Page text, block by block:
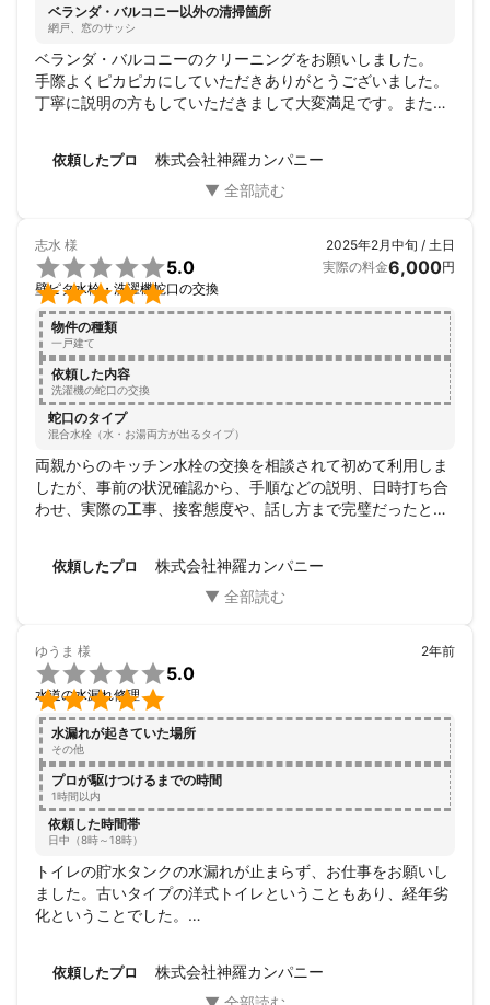
※お願い：大変申し訳ございませんが、冷やかし目的や内容が曖昧
な案件に関しましては、案件がありましても、ご提案は控えさせ
ていただきます。本当にご検討を考えていらっしゃる方のみ、誠
意を尽くします。宜しくお願い致します。
を行う物件が戸建てなのか賃貸を"必ず"確認されて下さい。賃貸
物件の場合は、まず、賃貸契約管理をしている不動産屋を通し
て、ご提案という言う形になります。修理の場合は不動産屋（管
理会社）が手配されます。
これまでの実績
【株式会社神羅カンパニー工務部実績】
◎個人向け
・佐賀県嬉野市Ｍ様向けに外構工事を実施・施工しました。
・佐賀県武雄市Ｙ様向けにトイレの水漏れ修理を実施・施工しま
した。
・佐賀県伊万里市Ｎ様向けに給排水管洗浄を実施・施工しまし
た。
◎企業・団体
・佐賀県武雄市飲食店Ａ様にキッチンカーの製作を行いました。
・佐賀県佐賀市製造業Ｆ様にキッチンカーの製作を行いました。
・佐賀県嬉野市教育業Ｅ様の電気工事・水廻り工事・床工事を実
施・施工しました。
お家を大切にする思いに応えます!住まいのことなら、どのような
最良の価格でのご提案をさせていただきます！ご予算やご希望納
期があるかと思います。お見積りだけというお客様がいらっしゃ
いますが、実際に現場調査をしないと、正確なお見積りを出すこ
とができません。
ベランダ・バルコニー以外の清掃箇所
網戸、窓のサッシ
ベランダ・バルコニーのクリーニングをお願いしました。
手際よくピカピカにしていただきありがとうございました。
丁寧に説明の方もしていただきまして大変満足です。また機
依頼したプロ 株式会社神羅カンパニー
志水 様


5.0
壁ピタ水栓・洗濯機蛇口の交換
2025年2月中旬 / 土日
実際の料金6,000円
物件の種類
一戸建て
依頼した内容
洗濯機の蛇口の交換
蛇口のタイプ
混合水栓（水・お湯両方が出るタイプ）
両親からのキッチン水栓の交換を相談されて初めて利用しま
したが、事前の状況確認から、手順などの説明、日時打ち合
わせ、実際の工事、接客態度や、話し方まで完璧だったとの
依頼したプロ 株式会社神羅カンパニー
ゆうま 様


5.0
水道の水漏れ修理
2年前
水漏れが起きていた場所
その他
プロが駆けつけるまでの時間
1時間以内
依頼した時間帯
日中（8時～18時）
トイレの貯水タンクの水漏れが止まらず、お仕事をお願いし
ました。古いタイプの洋式トイレということもあり、経年劣
化ということでした。
道管と、タンク内のフロートという部品の交換をしてもらい
依頼したプロ 株式会社神羅カンパニー